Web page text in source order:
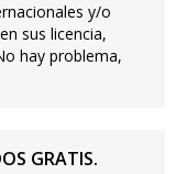
y/o
sus licencia,
hay problema,
GRATIS.